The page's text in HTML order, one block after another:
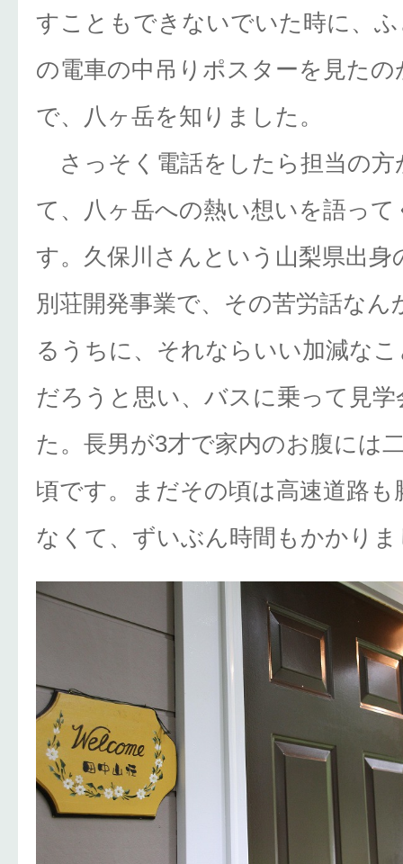
すこともできないでいた時に、
の電車の中吊りポスターを見た
で、八ヶ岳を知りました。
さっそく電話をしたら担当の方
て、八ヶ岳への熱い想いを語っ
す。久保川さんという山梨県出身
別荘開発事業で、その苦労話なん
るうちに、それならいい加減な
だろうと思い、バスに乗って見
た。長男が3才で家内のお腹には
頃です。まだその頃は高速道路も
なくて、ずいぶん時間もかかり